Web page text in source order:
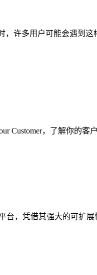
许多用户可能会遇到
Customer，了解你的
台，凭借其强大的可扩